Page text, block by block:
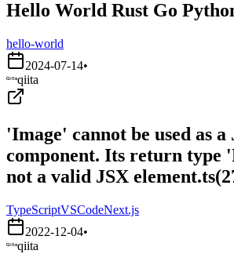
Hello World Rust Go
hello-world
2024-07-14•
qiita
'Image' cannot be used as a
component. Its return type
not a valid JSX
TypeScriptVSCodeNext.js
2022-12-04•
qiita